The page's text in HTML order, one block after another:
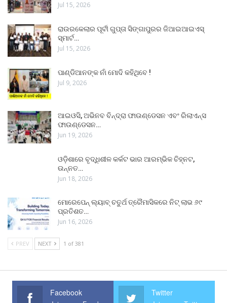
Jul 15, 2026
ରାଉରକେଲାର ପୂର୍ବୀ ଗୁପ୍ତା ସିଙ୍ଗାପୁରର ଜିଆଇଆଇଏସ୍
ସ୍ମାର୍ଟ…
Jul 15, 2026
ପାଣ୍ଡିଆନଙ୍କ ନାଁ ମୋଦି କହିଥିବେ !
Jul 9, 2026
ଆଇଓସି, ଅଭିନବ ବିନ୍ଦ୍ରା ଫାଉଣ୍ଡେସନ ଏବଂ ରିଲାଏନ୍ସ
ଫାଉଣ୍ଡେସନ…
Jun 19, 2026
ଓଡ଼ିଶାରେ ବୃଦ୍ଧିଶୀଳ କର୍କଟ ଭାର ଆରମ୍ଭିକ ଚିହ୍ନଟ,
ଉନ୍ନତ…
Jun 18, 2026
ମୋରେପେନ୍ ଲ୍ୟାବ୍ ଚତୁର୍ଥ ତ୍ରୈମାସିକରେ ନିଟ୍ ଲାଭ ୬୯
ପ୍ରତିଶତ…
Jun 16, 2026
PREV NEXT 1 of 381
Facebook Twitter